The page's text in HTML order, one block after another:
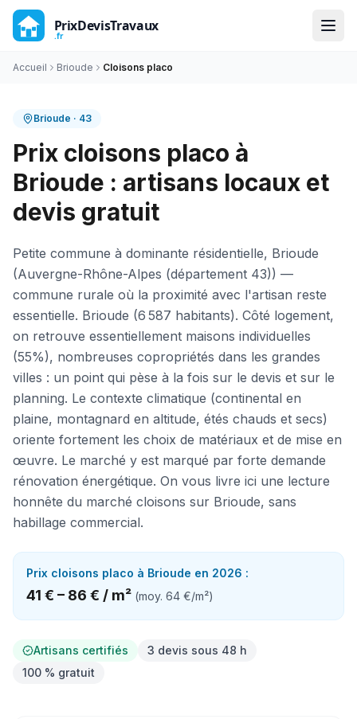
Accueil Brioude Cloisons placo
Brioude · 43
Prix cloisons placo à
Brioude : artisans locaux et
devis gratuit
Petite commune à dominante résidentielle, Brioude
(Auvergne-Rhône-Alpes (département 43)) —
commune rurale où la proximité avec l'artisan reste
essentielle. Brioude (6 587 habitants). Côté logement,
on retrouve essentiellement maisons individuelles
(55%), nombreuses copropriétés dans les grandes
villes : un point qui pèse à la fois sur le devis et sur le
planning. Le contexte climatique (continental en
plaine, montagnard en altitude, étés chauds et secs)
oriente fortement les choix de matériaux et de mise en
œuvre. Le marché y est marqué par forte demande
rénovation énergétique. On vous livre ici une lecture
honnête du marché cloisons sur Brioude, sans
habillage commercial.
Prix cloisons placo à Brioude en 2026 :
41 € – 86 € / m² (moy. 64 €/m²)
Artisans certifiés
3 devis sous 48 h
100 % gratuit